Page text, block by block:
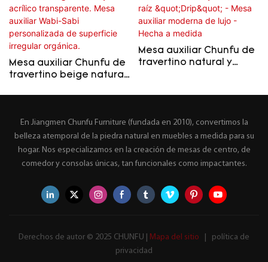
Mesa auxiliar Chunfu de
travertino beige natural
superficie irregular
orgánica.
Mesa auxiliar Chunfu de
travertino natural y
En Jiangmen Chunfu Furniture (fundada en 2010), convertimos la
belleza atemporal de la piedra natural en muebles a medida para su
hogar. Nos especializamos en la creación de mesas de centro, de
comedor y consolas únicas, tan funcionales como impactantes.
Derechos de autor © 2025 CHUNFU | Mapa del sitio
política de
privacidad